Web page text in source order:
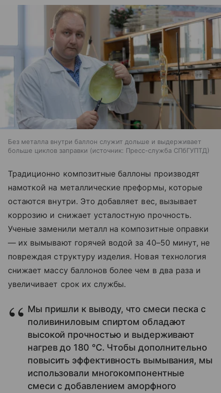
Без металла внутри баллон служит дольше и выдерживает
больше циклов заправки
источник: Пресс-служба СПбГУПТД
Традиционно композитные баллоны производят
намоткой на металлические преформы, которые
остаются внутри. Это добавляет вес, вызывает
коррозию и снижает усталостную прочность.
Ученые заменили металл на композитные оправки
— их вымывают горячей водой за 40–50 минут, не
повреждая структуру изделия. Новая технология
снижает массу баллонов более чем в два раза и
увеличивает срок их службы.
Мы пришли к выводу, что смеси песка с
поливиниловым спиртом обладают
высокой прочностью и выдерживают
нагрев до 180 °С. Чтобы дополнительно
повысить эффективность вымывания, мы
использовали многокомпонентные
смеси с добавлением аморфного